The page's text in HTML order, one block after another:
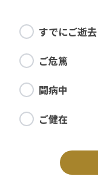
すでにご逝去
ご危篤
闘病中
ご健在